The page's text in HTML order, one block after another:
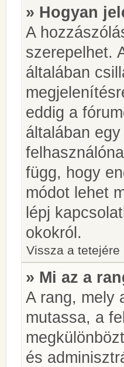
» Hogyan
A
szerepelhet.
általában
eddig a
általában
függ, hogy
módot lehet
lépj
okokról.
Vissza a tetejére
» Mi az a
A rang, mely
mutassa, a
és